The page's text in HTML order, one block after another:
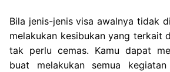
Bila jenis-jenis visa awalnya tidak
melakukan kesibukan yang terkait
tak perlu cemas. Kamu dapat
buat melakukan semua